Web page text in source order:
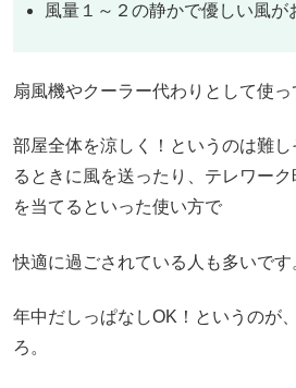
風量１～２の静かで優しい風が
扇風機やクーラー代わりとして使っ
部屋全体を涼しく！というのは難
るときに風を送ったり、テレワー
を当てるといった使い方で
快適に過ごされている人も多いです
年中だしっぱなしOK！というのが、
ろ。